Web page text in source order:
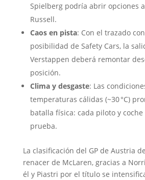
Spielberg podría abrir opciones
Russell.
Caos en pista: Con el trazado
posibilidad de Safety Cars, la
Verstappen deberá remontar
posición.
Clima y desgaste: Las
temperaturas cálidas (~30 °C)
batalla física: cada piloto y
prueba.
La clasificación del GP de Austria
renacer de McLaren, gracias a
él y Piastri por el título se